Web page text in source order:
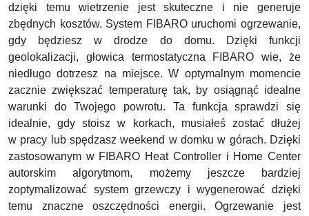
dzięki temu wietrzenie jest skuteczne i nie generuje
zbędnych kosztów. System FIBARO uruchomi ogrzewanie,
gdy będziesz w drodze do domu. Dzięki funkcji
geolokalizacji, głowica termostatyczna FIBARO wie, że
niedługo dotrzesz na miejsce. W optymalnym momencie
zacznie zwiększać temperaturę tak, by osiągnąć idealne
warunki do Twojego powrotu. Ta funkcja sprawdzi się
idealnie, gdy stoisz w korkach, musiałeś zostać dłużej
w pracy lub spędzasz weekend w domku w górach. Dzięki
zastosowanym w FIBARO Heat Controller i Home Center
autorskim algorytmom, możemy jeszcze bardziej
zoptymalizować system grzewczy i wygenerować dzięki
temu znaczne oszczędności energii. Ogrzewanie jest